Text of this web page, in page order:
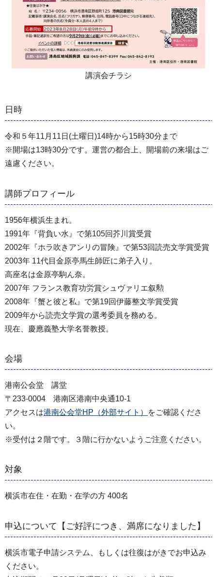
講演会チラシ
日時
令和５年11月11日(土曜日)14時から15時30分まで
※開場は13時30分です。運営の都合上、開場前の来場はご
遠慮ください。
講師プロフィール
1956年横浜生まれ。
1991年『背負い水』で第105回芥川賞受賞
2002年『ホラ吹きアンリの冒険』で第53回読売文学賞受賞
2003年 11代目金原亭馬生師匠に弟子入り。
高座名は金原亭駒ん奈。
2007年 フランス教育功労賞シュヴァリエ叙勲
2008年『蟹と彼と私』で第19回伊藤整文学賞受賞
2009年から読売文学賞の選考委員を務める。
現在、慶應義塾大学名誉教授。
会場
港南公会堂 講堂
〒233-0004 港南区港南中央通10-1
アクセスは港南公会堂HP（外部サイト）
をご確認くださ
い。
※受付は２階です。３階に行かないようご注意ください。
対象
横浜市在住・在勤・在学の方 400名
申込について【ご好評につき、満席になりました】
横浜市電子申請システム、もしくは往復はがきでお申込み
ください。